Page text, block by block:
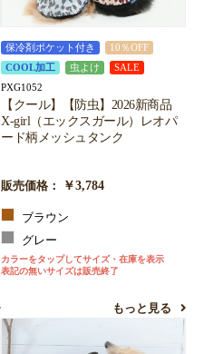
保冷剤ポケット付き
10％OFF
COOL加工
虫よけ SALE
PXG1052
【クール】【防虫】2026新商品
X-girl（エックスガール）レオパ
ード柄メッシュタンク
販売価格： ￥3,784
ブラウン
グレー
カラーをタップしてサイズ・在庫を表示
表記の無いサイズは販売終了
もっと見る